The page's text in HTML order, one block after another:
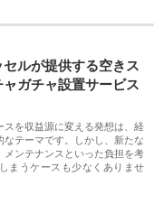
ルが提供する空きス
ガチャ設置サービス
スを収益源に変える発想は、経
なテーマです。しかし、新たな
メンテナンスといった負担を考
まうケースも少なくありませ